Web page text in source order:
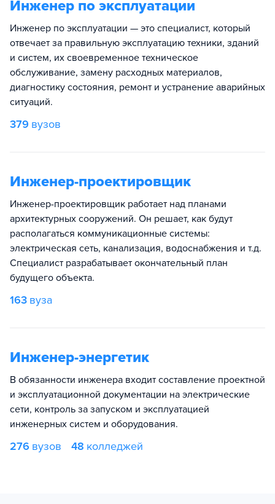
Инженер по эксплуатации
Инженер по эксплуатации — это специалист, который
отвечает за правильную эксплуатацию техники, зданий
и систем, их своевременное техническое
обслуживание, замену расходных материалов,
диагностику состояния, ремонт и устранение аварийных
ситуаций.
379 вузов
Инженер-проектировщик
Инженер-проектировщик работает над планами
архитектурных сооружений. Он решает, как будут
располагаться коммуникационные системы:
электрическая сеть, канализация, водоснабжения и т.д.
Специалист разрабатывает окончательный план
будущего объекта.
163 вуза
Инженер-энергетик
В обязанности инженера входит составление проектной
и эксплуатационной документации на электрические
сети, контроль за запуском и эксплуатацией
инженерных систем и оборудования.
276 вузов 48 колледжей